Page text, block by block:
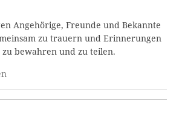
Angehörige, Freunde und Bekannte
zu trauern und Erinnerungen
zu bewahren und zu teilen.